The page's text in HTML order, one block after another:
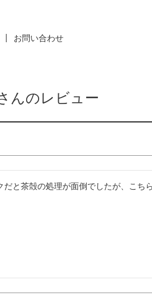
お問い合わせ
んのレビュー
だと茶殻の処理が面倒でしたが、こち